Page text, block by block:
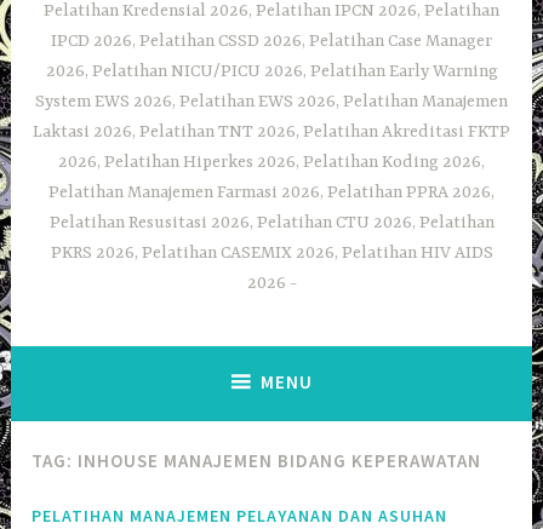
Pelatihan Kredensial 2026, Pelatihan IPCN 2026, Pelatihan
IPCD 2026, Pelatihan CSSD 2026, Pelatihan Case Manager
2026, Pelatihan NICU/PICU 2026, Pelatihan Early Warning
System EWS 2026, Pelatihan EWS 2026, Pelatihan Manajemen
Laktasi 2026, Pelatihan TNT 2026, Pelatihan Akreditasi FKTP
2026, Pelatihan Hiperkes 2026, Pelatihan Koding 2026,
Pelatihan Manajemen Farmasi 2026, Pelatihan PPRA 2026,
Pelatihan Resusitasi 2026, Pelatihan CTU 2026, Pelatihan
PKRS 2026, Pelatihan CASEMIX 2026, Pelatihan HIV AIDS
2026
MENU
TAG: INHOUSE MANAJEMEN BIDANG KEPERAWATAN
PELATIHAN MANAJEMEN PELAYANAN DAN ASUHAN